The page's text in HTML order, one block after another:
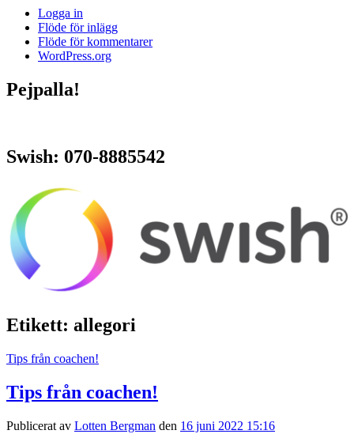
Logga in
Flöde för inlägg
Flöde för kommentarer
WordPress.org
Pejpalla!
Swish: 070-8885542
Etikett: allegori
Tips från coachen!
Tips från coachen!
Publicerat av Lotten Bergman den 16 juni 2022 15:16